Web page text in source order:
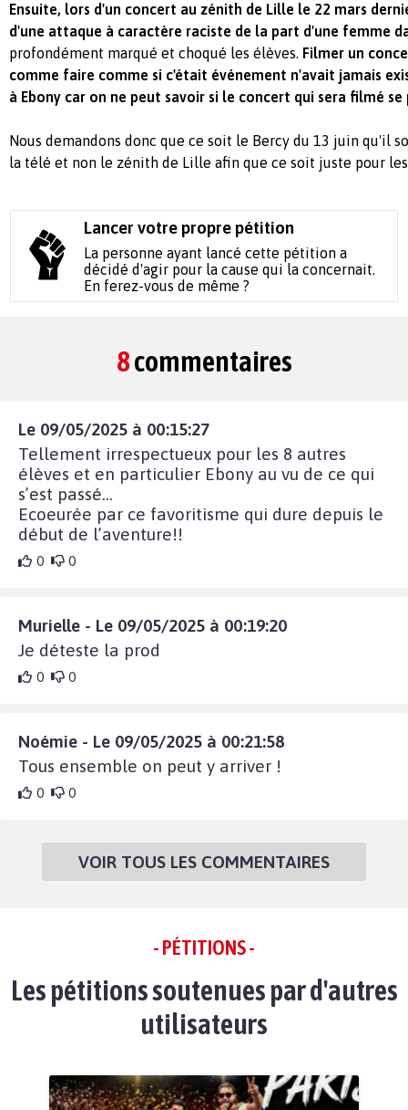
Ensuite, lors d'un concert au zénith de Lille le 22 mars
d'une attaque à caractère raciste de la part d'une femme
profondément marqué et choqué les élèves. Filmer un
comme faire comme si c'était événement n'avait jamais
à Ebony car on ne peut savoir si le concert qui sera filmé se
Nous demandons donc que ce soit le Bercy du 13 juin qu'il
la télé et non le zénith de Lille afin que ce soit juste pour
Lancer votre propre pétition
La personne ayant lancé cette pétition a
décidé d'agir pour la cause qui la concernait.
En ferez-vous de même ?
8commentaires
Le 09/05/2025 à 00:15:27
Tellement irrespectueux pour les 8 autres
élèves et en particulier Ebony au vu de ce qui
s’est passé…
Ecoeurée par ce favoritisme qui dure depuis le
début de l’aventure!!
0 0
Murielle - Le 09/05/2025 à 00:19:20
Je déteste la prod
0 0
Noémie - Le 09/05/2025 à 00:21:58
Tous ensemble on peut y arriver !
0 0
VOIR TOUS LES COMMENTAIRES
- PÉTITIONS -
Les pétitions soutenues par d'autres
utilisateurs